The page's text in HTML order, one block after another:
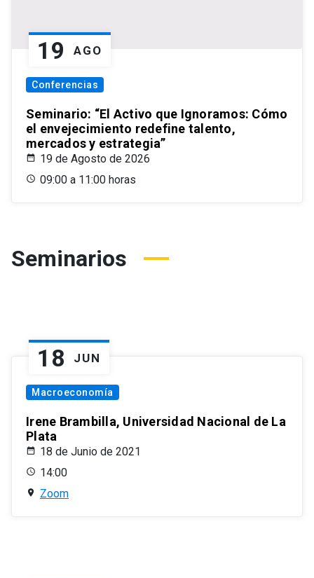
19 AGO
Conferencias
Seminario: “El Activo que Ignoramos: Cómo
el envejecimiento redefine talento,
mercados y estrategia”
19 de Agosto de 2026
09:00 a 11:00 horas
Seminarios
18 JUN
Macroeconomía
Irene Brambilla, Universidad Nacional de La
Plata
18 de Junio de 2021
14:00
Zoom